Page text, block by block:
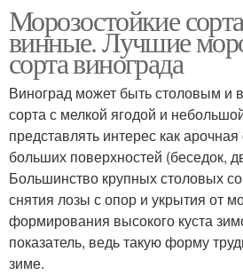
Морозостойкие
винные. Лучшие
сорта винограда
Виноград может быть столовым и
сорта с мелкой ягодой и
представлять интерес как
больших поверхностей (беседок,
Большинство крупных столовых
снятия лозы с опор и укрытия от
формирования высокого куста
показатель, ведь такую форму
зиме.